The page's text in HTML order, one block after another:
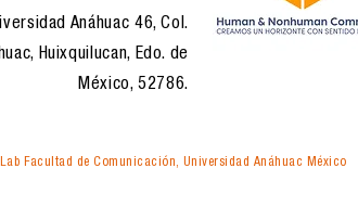
Anáhuac 46, Col.
Huixquilucan, Edo. de
México, 52786.
Facultad de Comunicación, Universidad Anáhuac México